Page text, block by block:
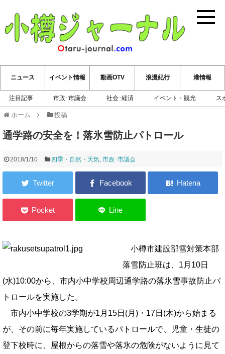
小樽ジ
ニュース
注目記事 市政･市議会 社会･経済 イベント・観光 ス
イベント情報 動画OTV 浪漫紀行 港情報
ホーム 投稿
通学路の安全を！落氷雪防止パトロール
2018/1/10 四季・自然・天気 ,市政･市議会
小樽市建設部雪対策本部
落雪防止班は、1月10日
(水)10:00から、市内小中学校周辺通学路の落氷雪事故防止パ
トロールを実施した。
市内小中学校の3学期が1月15日(月)・17日(木)から始まる
が、その前に毎年実施しているパトロールで、児童・生徒の
登下校時に、屋根からの落雪や落氷の危険がないように見て